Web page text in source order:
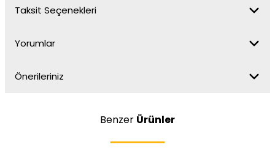
Taksit Seçenekleri
Yorumlar
Önerileriniz
Benzer Ürünler